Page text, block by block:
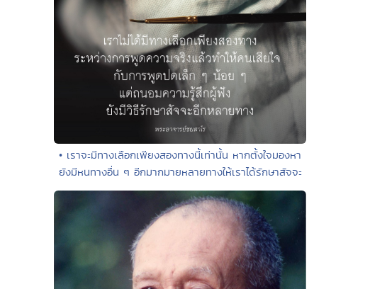
• เราจะมีทางเลือกเพียงสองทางนี้เท่านั้น หากตั้งใจมองหา
ยังมีหนทางอื่น ๆ อีกมากมายหลายทางให้เราได้รักษาสัจจะ